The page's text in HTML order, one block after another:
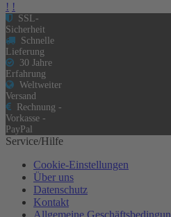
! !
SSL-
Sicherheit
Schnelle
Lieferung
30 Jahre
Erfahrung
Weltweiter
Versand
Rechnung -
Vorkasse -
PayPal
Service/Hilfe
Cookie-Einstellungen
Über uns
Datenschutz
Kontakt
Allgemeine